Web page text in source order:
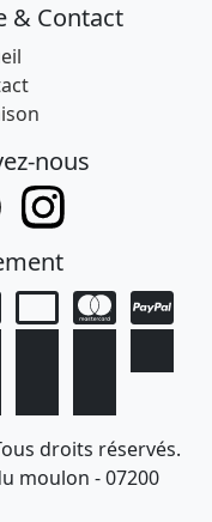
& Contact
nous
droits réservés.
moulon - 07200